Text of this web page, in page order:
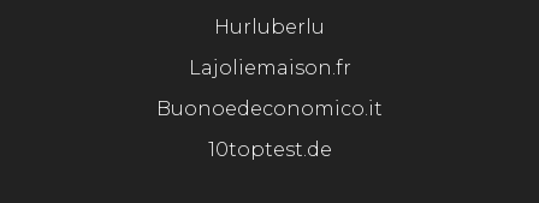
Hurluberlu
Lajoliemaison.fr
Buonoedeconomico.it
10toptest.de